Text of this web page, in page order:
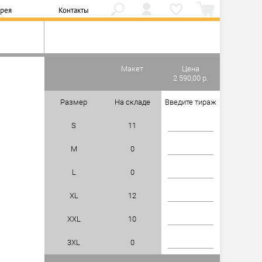
Контакты
Макет
Цена
2 590,00 р.
Размер На складе Введите тираж
S 11
M 0
L 0
XL 12
XXL 10
3XL 0